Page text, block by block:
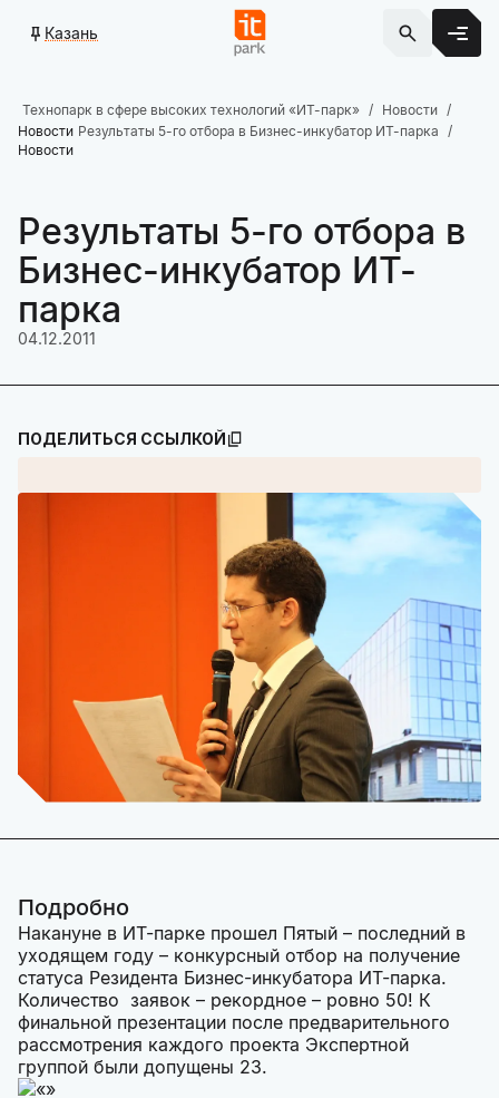
Казань
Технопарк в сфере высоких технологий «ИТ-парк»
Новости
Новости Результаты 5-го отбора в Бизнес-инкубатор ИТ-парка
Новости
Результаты 5-го отбора в
Бизнес-инкубатор ИТ-
парка
04.12.2011
ПОДЕЛИТЬСЯ ССЫЛКОЙ
Подробно
Накануне в ИТ-парке прошел Пятый – последний в
уходящем году – конкурсный отбор на получение
статуса Резидента Бизнес-инкубатора ИТ-парка.
Количество заявок – рекордное – ровно 50! К
финальной презентации после предварительного
рассмотрения каждого проекта Экспертной
группой были допущены 23.